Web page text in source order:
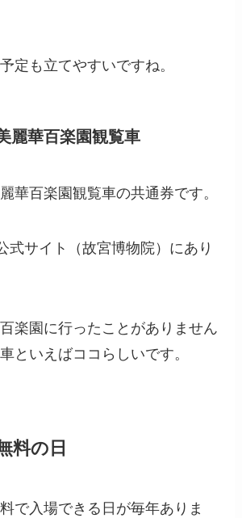
定も立てやすいですね。
麗華百楽園観覧車
華百楽園観覧車の共通券です。
式サイト（故宮博物院）にあり
楽園に行ったことがありません
といえばココらしいです。
料の日
で入場できる日が毎年ありま